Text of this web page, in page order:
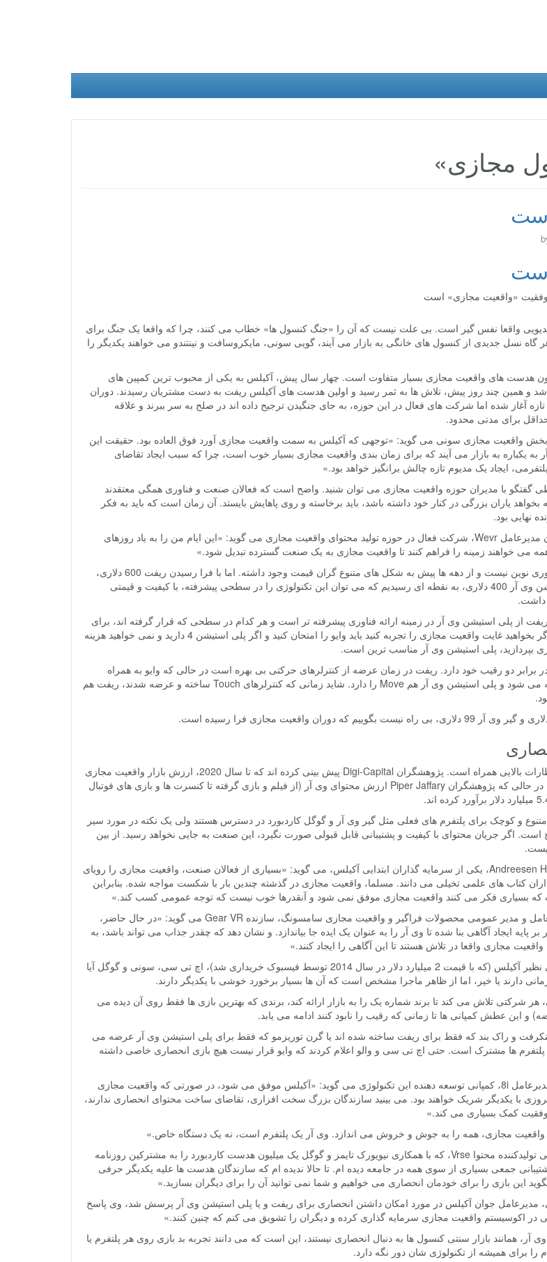
مجازی»
«واقعیت مجازی» است
واقعا نفس گیر است. بی علت نیست که آن را «جنگ کنسول ها» خطاب می کنند، چرا که واقعا یک جنگ برای
نسل جدیدی از کنسول های خانگی به بازار می آیند، گویی سونی، مایکروسافت و نینتندو می خواهند یکدیگر را
هدست های واقعیت مجازی بسیار متفاوت است. چهار سال پیش، آکیلس به یکی از محبوب ترین کمپین های
شد و همین چند روز پیش، تلاش ها به ثمر رسید و اولین هدست های آکیلس ریفت به دست مشتریان رسیدند. دوران
آغاز شده اما شرکت های فعال در این حوزه، به جای جنگیدن ترجیح داده اند در صلح به سر ببرند و علاقه
برای مدتی محدود.
واقعیت مجازی سونی می گوید: «توجهی که آکیلس به سمت واقعیت مجازی آورد فوق العاده بود. حقیقت این
یکباره به بازار می آیند که برای زمان بندی واقعیت مجازی بسیار خوب است، چرا که سبب ایجاد تقاضای
ایجاد یک مدیوم تازه چالش برانگیز خواهد بود.»
طی گفتگو با مدیران حوزه واقعیت مجازی می توان شنید. واضح است که فعالان صنعت و فناوری همگی معتقدند
یاران بزرگی در کنار خود داشته باشد، باید برخاسته و روی پاهایش بایستد. آن زمان است که باید به فکر
نهایی بود.
آنتونی بت، موسس و معاون مدیرعامل Wevr، شرکت فعال در حوزه تولید محتوای واقعیت مجازی می گوید: «این ایام من را به یاد روزهای
همه می خواهند زمینه را فراهم کنند تا واقعیت مجازی به یک صنعت گسترده تبدیل شود.»
واقعیت مجازی البته یک فناوری نوین نیست و از دهه ها پیش به شکل های متنوع گران قیمت وجود داشته. اما با فرا رسیدن ریفت 600 دلاری،
وایو 800 دلاری و پلی استیشن وی آر 400 دلاری، به نقطه ای رسیدیم که می توان این تکنولوژی را در سطحی پیشرفته، با کیفیت و قیمتی
داشت.
ریفت از پلی استیشن وی آر در زمینه ارائه فناوری پیشرفته تر است و هر کدام در سطحی که قرار گرفته اند، برای
همان قشر مناسب هستند. اگر بخواهید غایت واقعیت مجازی را تجربه کنید باید وایو را امتحان کنید و اگر پلی استیشن 4 دارید و نمی خواهید هزینه
بپردازید، پلی استیشن وی آر مناسب ترین است.
دو رقیب خود دارد. ریفت در زمان عرضه از کنترلرهای حرکتی بی بهره است در حالی که وایو به همراه
کنترلرهای مخصوصی عرضه می شود و پلی استیشن وی آر هم Move را دارد. شاید زمانی که کنترلرهای Touch ساخته و عرضه شدند، ریفت هم
طلوع این عصر جدید، با انتظارات بالایی همراه است. پژوهشگران Digi-Capital پیش بینی کرده اند که تا سال 2020، ارزش بازار واقعیت مجازی
به 30 میلیارد دلار می رسد، در حالی که پژوهشگران Piper Jaffary ارزش محتوای وی آر (از فیلم و بازی گرفته تا کنسرت ها و بازی های فوتبال
و کوچک برای پلتفرم های فعلی مثل گیر وی آر و گوگل کاردبورد در دسترس هستند ولی یک نکته در مورد سیر
اگر جریان محتوای با کیفیت و پشتیبانی قابل قبولی صورت نگیرد، این صنعت به جایی نخواهد رسید. از بین
کریس دیکسون، از Andreesen Horowitz، یکی از سرمایه گذاران ابتدایی آکیلس، می گوید: «بسیاری از فعالان صنعت، واقعیت مجازی را رویای
کتاب های علمی تخیلی می دانند. مسلما، واقعیت مجازی در گذشته چندین بار با شکست مواجه شده. بنابراین
بسیاری فکر می کنند واقعیت مجازی موفق نمی شود و آنقدرها خوب نیست که توجه عمومی کسب کند.»
نیک دی کارلو، معاون مدیرعامل و مدیر عمومی محصولات فراگیر و واقعیت مجازی سامسونگ، سازنده Gear VR می گوید: «در حال حاضر،
پایه ایجاد آگاهی بنا شده تا وی آر را به عنوان یک ایده جا بیاندازد. و نشان دهد که چقدر جذاب می تواند باشد، به
مجازی واقعا در تلاش هستند تا این آگاهی را ایجاد کنند.»
مشخص نیست شرکت هایی نظیر آکیلس (که با قیمت 2 میلیارد دلار در سال 2014 توسط فیسبوک خریداری شد)، اچ تی سی، سونی و گوگل آیا
دارند یا خیر، اما از ظاهر ماجرا مشخص است که آن ها بسیار برخورد خوشی با یکدیگر دارند.
هر شرکتی تلاش می کند تا برند شماره یک را به بازار ارائه کند، برندی که بهترین بازی ها فقط روی آن دیده می
این عطش کمپانی ها تا زمانی که رقیب را نابود کنند ادامه می یابد.
و راک بند که فقط برای ریفت ساخته شده اند یا گرن توریزمو که فقط برای پلی استیشن وی آر عرضه می
پلتفرم ها مشترک است. حتی اچ تی سی و والو اعلام کردند که وایو قرار نیست هیچ بازی انحصاری خاصی داشته
لینک گاسکینگ، موسس و مدیرعامل 8i، کمپانی توسعه دهنده این تکنولوژی می گوید: «آکیلس موفق می شود، در صورتی که واقعیت مجازی
با یکدیگر شریک خواهند بود. می بینید سازندگان بزرگ سخت افزاری، تقاضای ساخت محتوای انحصاری ندارند،
کمک بسیاری می کند.»
واقعیت مجازی، همه را به جوش و خروش می اندازد. وی آر یک پلتفرم است، نه یک دستگاه خاص.»
کریس میلک، موسس کمپانی تولیدکننده محتوا Vrse، که با همکاری نیویورک تایمز و گوگل یک میلیون هدست کاردبورد را به مشترکین روزنامه
جمعی بسیاری از سوی همه در جامعه دیده ام. تا حالا ندیده ام که سازندگان هدست ها علیه یکدیگر حرفی
این بازی را برای خودمان انحصاری می خواهیم و شما نمی توانید آن را برای دیگران بسازید.»
مدیرعامل جوان آکیلس در مورد امکان داشتن انحصاری برای ریفت و یا پلی استیشن وی آر پرسش شد، وی پاسخ
اکوسیستم واقعیت مجازی سرمایه گذاری کرده و دیگران را تشویق می کنم که چنین کنند.»
آر، همانند بازار سنتی کنسول ها به دنبال انحصاری نیستند، این است که می دانند تجربه بد بازی روی هر پلتفرم یا
را برای همیشه از تکنولوژی شان دور نگه دارد.